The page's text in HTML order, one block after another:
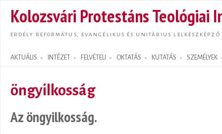
Kolozsvári Protestáns Teológiai
ERDÉLY REFORMÁTUS, EVANGÉLIKUS ÉS UNITÁRIUS LELKÉSZKÉPZŐ
AKTUÁLIS INTÉZET FELVÉTELI OKTATÁS KUTATÁS SZEMÉLYEK
Search form
öngyilkosság
Az öngyilkosság.